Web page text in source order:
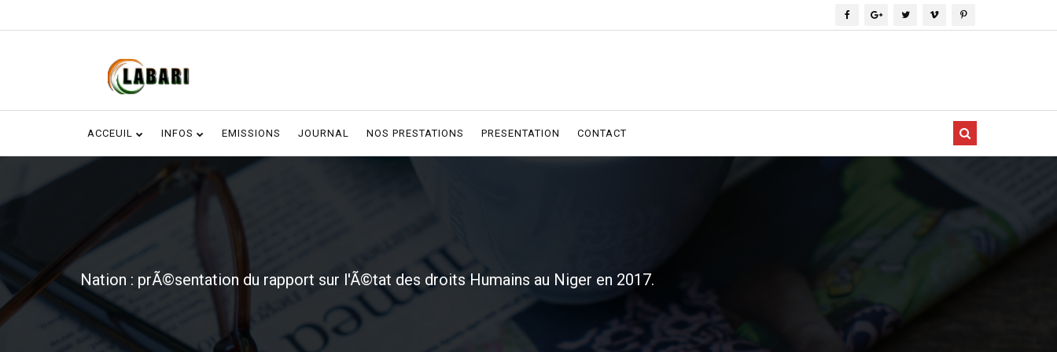
ACCEUIL INFOS EMISSIONS JOURNAL NOS PRESTATIONS PRESENTATION CONTACT
Nation : prÃ©sentation du rapport sur l'Ã©tat des droits Humains au Niger en 2017.